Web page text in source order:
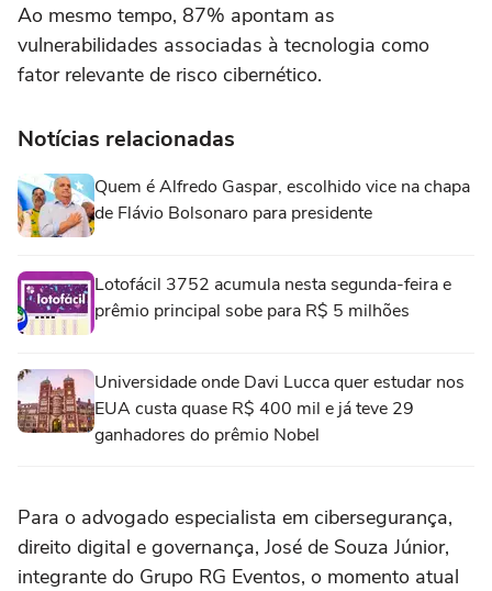
Ao mesmo tempo, 87% apontam as
vulnerabilidades associadas à tecnologia como
fator relevante de risco cibernético.
Notícias relacionadas
Quem é Alfredo Gaspar, escolhido vice na chapa
de Flávio Bolsonaro para presidente
Lotofácil 3752 acumula nesta segunda-feira e
prêmio principal sobe para R$ 5 milhões
Universidade onde Davi Lucca quer estudar nos
EUA custa quase R$ 400 mil e já teve 29
ganhadores do prêmio Nobel
Para o advogado especialista em cibersegurança,
direito digital e governança, José de Souza Júnior,
integrante do Grupo RG Eventos, o momento atual